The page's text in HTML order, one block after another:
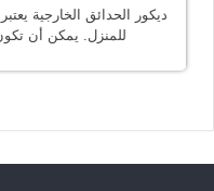
ديكور الحدائق الخارجية
للمنزل. يمكن أن